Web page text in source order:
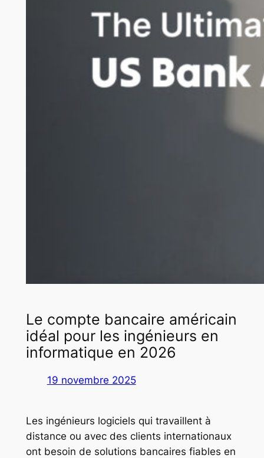
Le compte bancaire américain
idéal pour les ingénieurs en
informatique en 2026
19 novembre 2025
Les ingénieurs logiciels qui travaillent à
distance ou avec des clients internationaux
ont besoin de solutions bancaires fiables en